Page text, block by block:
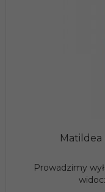
Matildea
Prowadzimy